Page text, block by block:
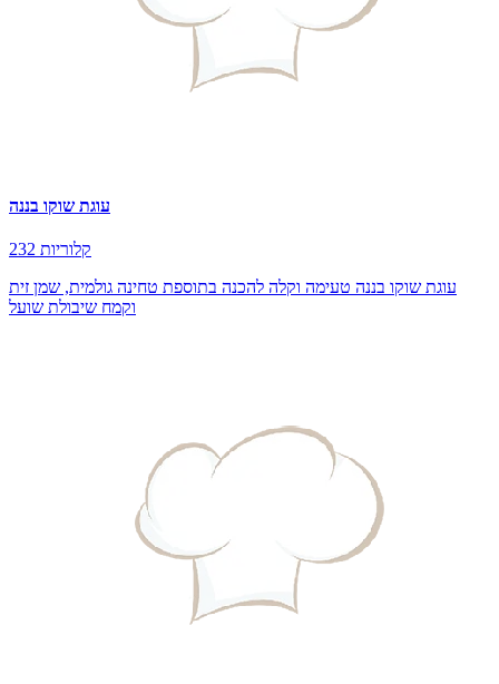
עוגת שוקו בננה
232 קלוריות
עוגת שוקו בננה טעימה וקלה להכנה בתוספת טחינה גולמית, שמן זית
וקמח שיבולת שועל